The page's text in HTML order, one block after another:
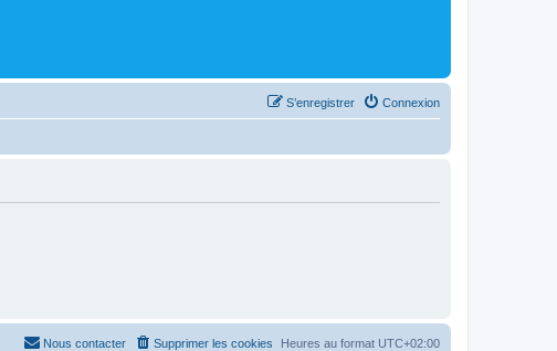
Connexion
S’enregistrer
Heures au format UTC+02:00
Supprimer les cookies
Nous contacter